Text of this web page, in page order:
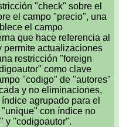
"check" sobre el
el campo "precio", una
el campo
que hace referencia al
permite actualizaciones
restricción "foreign
como clave
"codigo" de "autores"
y no eliminaciones,
agrupado para el
con índice no
y "codigoautor".